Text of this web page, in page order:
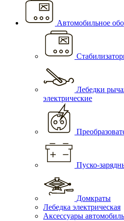
Автомобильное
Лебедки
электрические
Пуско-
Домкраты
Лебедка электрическая
Аксессуары